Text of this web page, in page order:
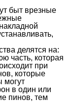
быт врезные
делятся на:
часть, которая
при
которые
могут
в один или
пинов, тем